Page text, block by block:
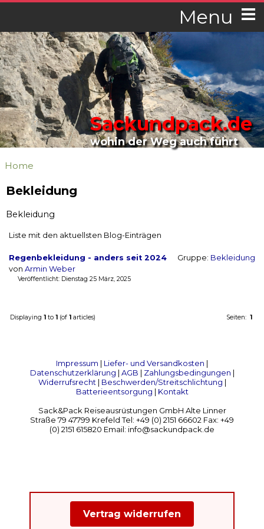
Menu
Sackundpack.de
wohin der Weg auch führt
Home
Bekleidung
Bekleidung
Liste mit den aktuellsten Blog-Einträgen
Regenbekleidung - anders seit 2024
von Armin Weber
Gruppe: Bekleidung
Veröffentlicht: Dienstag 25 März, 2025
Displaying 1 to 1 (of 1 articles) Seiten: 1
Impressum | Liefer- und Versandkosten |
Datenschutzerklärung | AGB | Zahlungsbedingungen |
Widerrufsrecht| Beschwerden/Streitschlichtung |
Batterieentsorgung | Kontakt
Sack&Pack Reiseausrüstungen GmbH Alte Linner
Straße 79 47799 Krefeld Tel: +49 (0) 2151 66602 Fax: +49
(0) 2151 615820 Email: info@sackundpack.de
Vertrag widerrufen